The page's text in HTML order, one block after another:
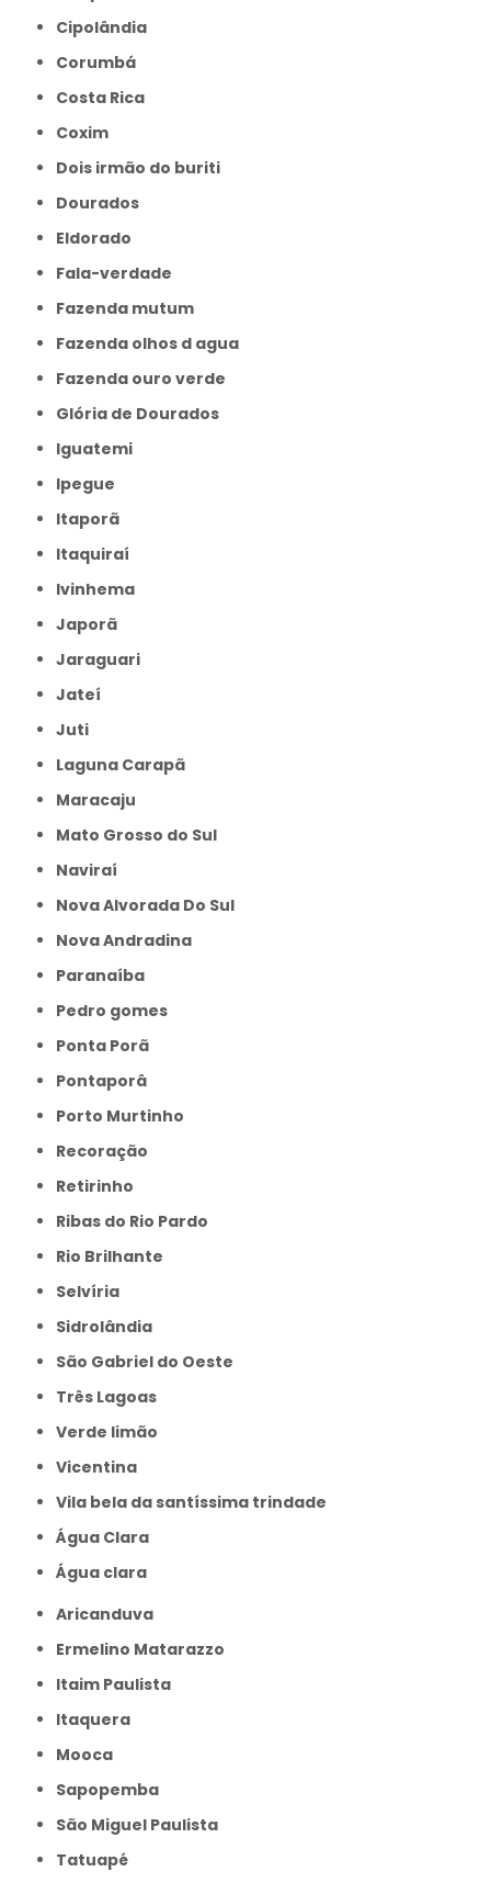
Cipolândia
Corumbá
Costa Rica
Coxim
Dois irmão do buriti
Dourados
Eldorado
Fala-verdade
Fazenda mutum
Fazenda olhos d agua
Fazenda ouro verde
Glória de Dourados
Iguatemi
Ipegue
Itaporã
Itaquiraí
Ivinhema
Japorã
Jaraguari
Jateí
Juti
Laguna Carapã
Maracaju
Mato Grosso do Sul
Naviraí
Nova Alvorada Do Sul
Nova Andradina
Paranaíba
Pedro gomes
Ponta Porã
Pontaporâ
Porto Murtinho
Recoração
Retirinho
Ribas do Rio Pardo
Rio Brilhante
Selvíria
Sidrolândia
São Gabriel do Oeste
Três Lagoas
Verde limão
Vicentina
Vila bela da santíssima trindade
Água Clara
Água clara
Aricanduva
Ermelino Matarazzo
Itaim Paulista
Itaquera
Mooca
Sapopemba
São Miguel Paulista
Tatuapé